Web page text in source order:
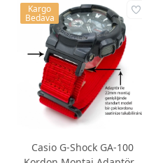
Casio G-Shock GA-100
Kargo
Bedava